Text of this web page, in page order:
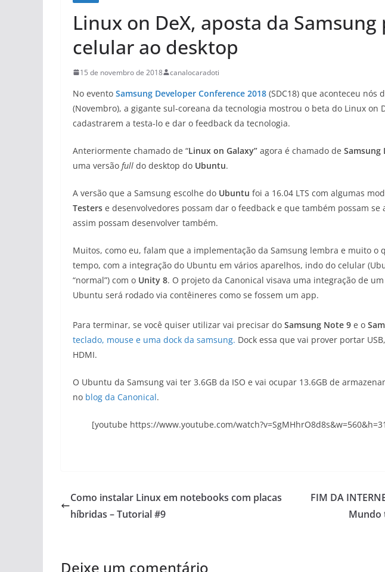
Linux on DeX, aposta da
celular ao desktop
15 de novembro de 2018 canalocaradoti
No evento Samsung Developer Conference 2018 (SDC18) que aconteceu nós
(Novembro), a gigante sul-coreana da tecnologia mostrou o beta do Linux on
cadastrarem a testa-lo e dar o feedback da tecnologia.
Anteriormente chamado de “Linux on Galaxy” agora é chamado de Samsung
uma versão full do desktop do Ubuntu.
A versão que a Samsung escolhe do Ubuntu foi a 16.04 LTS com algumas
Testers e desenvolvedores possam dar o feedback e que também possam se
assim possam desenvolver também.
Muitos, como eu, falam que a implementação da Samsung lembra e muito o
tempo, com a integração do Ubuntu em vários aparelhos, indo do celular
“normal”) com o Unity 8. O projeto da Canonical visava uma integração de
Ubuntu será rodado via contêineres como se fossem um app.
Para terminar, se você quiser utilizar vai precisar do Samsung Note 9 e o
teclado, mouse e uma dock da samsung. Dock essa que vai prover portar
HDMI.
O Ubuntu da Samsung vai ter 3.6GB da ISO e vai ocupar 13.6GB de
no blog da Canonical.
[youtube https://www.youtube.com/
Como instalar Linux em notebooks com placas
híbridas – Tutorial #9
FIM DA
Mundo
Deixe um comentário